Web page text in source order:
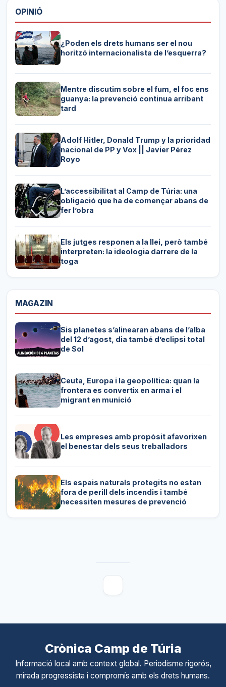
OPINIÓ
¿Poden els drets humans ser el nou
horitzó internacionalista de l’esquerra?
Mentre discutim sobre el fum, el foc ens
guanya: la prevenció continua arribant
tard
Adolf Hitler, Donald Trump y la prioridad
nacional de PP y Vox || Javier Pérez
Royo
L’accessibilitat al Camp de Túria: una
obligació que ha de començar abans de
fer l’obra
Els jutges responen a la llei, però també
interpreten: la ideologia darrere de la
toga
MAGAZIN
Sis planetes s’alinearan abans de l’alba
del 12 d’agost, dia també d’eclipsi total
de Sol
Ceuta, Europa i la geopolítica: quan la
frontera es convertix en arma i el
migrant en munició
Les empreses amb propòsit afavorixen
el benestar dels seus treballadors
Els espais naturals protegits no estan
fora de perill dels incendis i també
necessiten mesures de prevenció
Crònica Camp de Túria
Informació local amb context global. Periodisme rigorós,
mirada progressista i compromís amb els drets humans.